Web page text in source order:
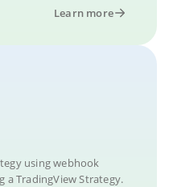
Learn more
using webhook
a TradingView Strategy.